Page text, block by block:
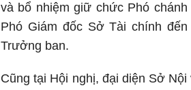
và bổ nhiệm giữ chức Phó
Phó Giám đốc Sở Tài chính
Trưởng ban.
Cũng tại Hội nghị, đại diện Sở